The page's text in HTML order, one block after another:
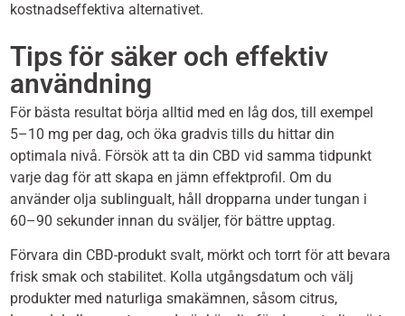
kostnadseffektiva alternativet.
Tips för säker och effektiv
användning
För bästa resultat börja alltid med en låg dos, till exempel
5–10 mg per dag, och öka gradvis tills du hittar din
optimala nivå. Försök att ta din CBD vid samma tidpunkt
varje dag för att skapa en jämn effektprofil. Om du
använder olja sublingualt, håll dropparna under tungan i
60–90 sekunder innan du sväljer, för bättre upptag.
Förvara din CBD-produkt svalt, mörkt och torrt för att bevara
frisk smak och stabilitet. Kolla utgångsdatum och välj
produkter med naturliga smakämnen, såsom citrus,